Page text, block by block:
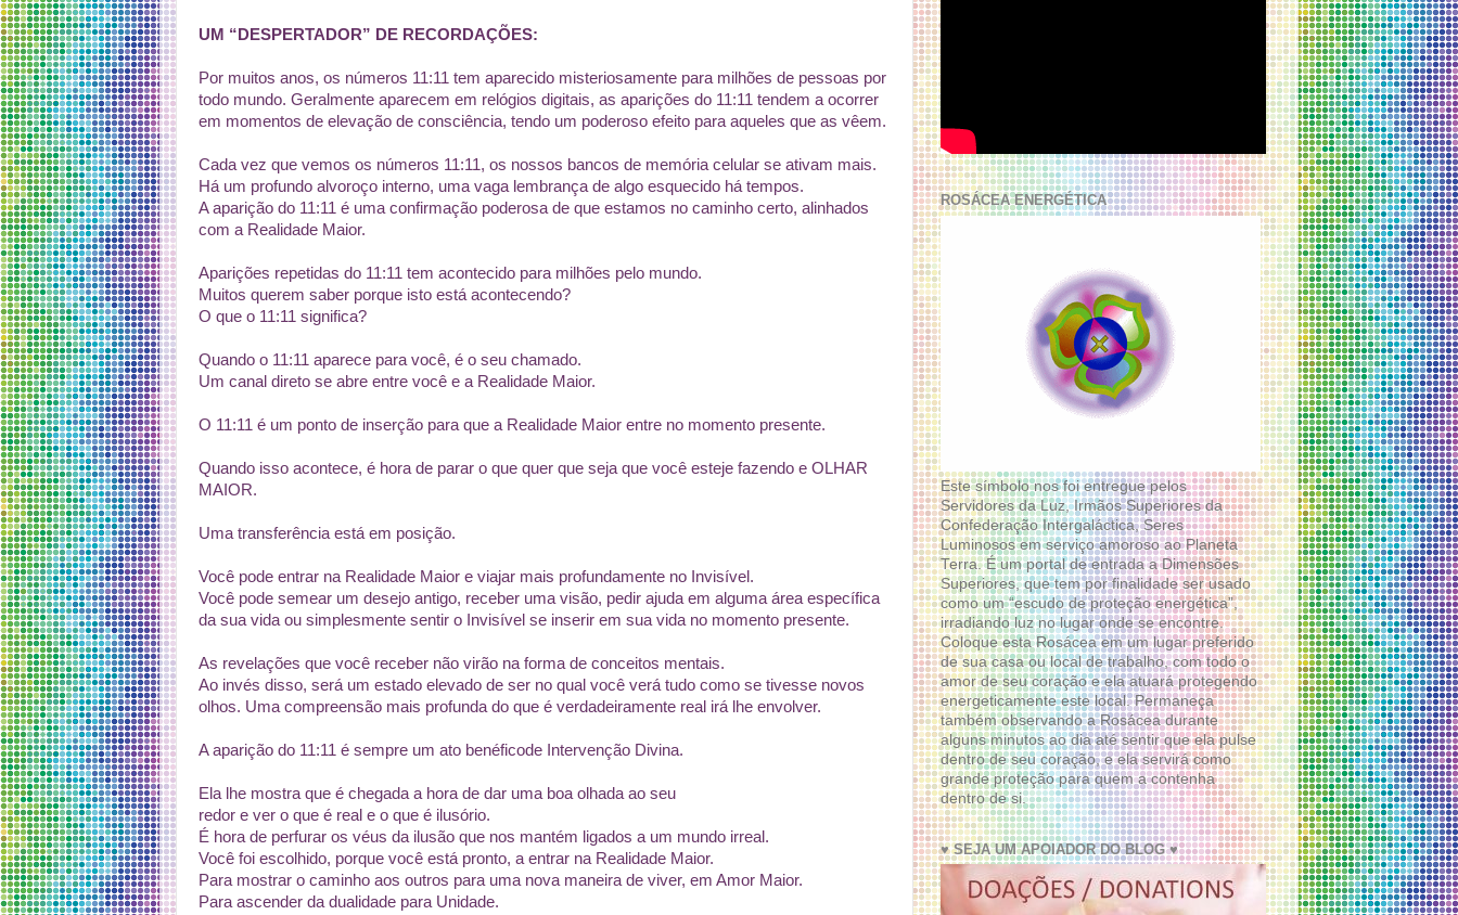
UM “DESPERTADOR” DE RECORDAÇÕES:
Por muitos anos, os números 11:11 tem aparecido misteriosamente para milhões de pessoas por
todo mundo. Geralmente aparecem em relógios digitais, as aparições do 11:11 tendem a ocorrer
em momentos de elevação de consciência, tendo um poderoso efeito para aqueles que as vêem.
Cada vez que vemos os números 11:11, os nossos bancos de memória celular se ativam mais.
Há um profundo alvoroço interno, uma vaga lembrança de algo esquecido há tempos.
A aparição do 11:11 é uma confirmação poderosa de que estamos no caminho certo, alinhados
com a Realidade Maior.
Aparições repetidas do 11:11 tem acontecido para milhões pelo mundo.
Muitos querem saber porque isto está acontecendo?
O que o 11:11 significa?
Quando o 11:11 aparece para você, é o seu chamado.
Um canal direto se abre entre você e a Realidade Maior.
O 11:11 é um ponto de inserção para que a Realidade Maior entre no momento presente.
Quando isso acontece, é hora de parar o que quer que seja que você esteje fazendo e OLHAR
MAIOR.
Uma transferência está em posição.
Você pode entrar na Realidade Maior e viajar mais profundamente no Invisível.
Você pode semear um desejo antigo, receber uma visão, pedir ajuda em alguma área específica
da sua vida ou simplesmente sentir o Invisível se inserir em sua vida no momento presente.
As revelações que você receber não virão na forma de conceitos mentais.
Ao invés disso, será um estado elevado de ser no qual você verá tudo como se tivesse novos
olhos. Uma compreensão mais profunda do que é verdadeiramente real irá lhe envolver.
A aparição do 11:11 é sempre um ato benéficode Intervenção Divina.
Ela lhe mostra que é chegada a hora de dar uma boa olhada ao seu
redor e ver o que é real e o que é ilusório.
É hora de perfurar os véus da ilusão que nos mantém ligados a um mundo irreal.
Você foi escolhido, porque você está pronto, a entrar na Realidade Maior.
Para mostrar o caminho aos outros para uma nova maneira de viver, em Amor Maior.
Para ascender da dualidade para Unidade.
ROSÁCEA ENERGÉTICA
Este símbolo nos foi entregue pelos
Servidores da Luz, Irmãos Superiores da
Confederação Intergaláctica, Seres
Luminosos em serviço amoroso ao Planeta
Terra. É um portal de entrada a Dimensões
Superiores, que tem por finalidade ser usado
como um “escudo de proteção energética”,
irradiando luz no lugar onde se encontre.
Coloque esta Rosácea em um lugar preferido
de sua casa ou local de trabalho, com todo o
amor de seu coração e ela atuará protegendo
energeticamente este local. Permaneça
também observando a Rosácea durante
alguns minutos ao dia até sentir que ela pulse
dentro de seu coração, e ela servirá como
grande proteção para quem a contenha
dentro de si.
♥ SEJA UM APOIADOR DO BLOG ♥